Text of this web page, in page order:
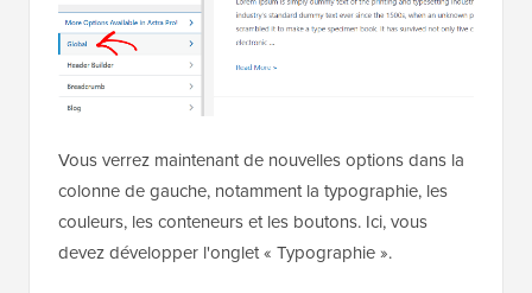
Vous verrez maintenant de nouvelles options dans la
colonne de gauche, notamment la typographie, les
couleurs, les conteneurs et les boutons. Ici, vous
devez développer l'onglet « Typographie ».